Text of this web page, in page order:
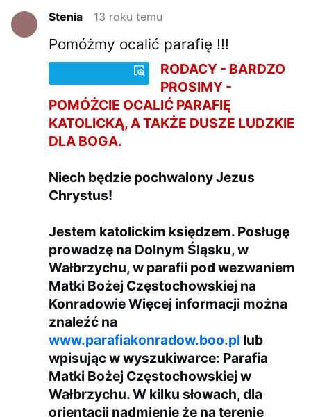
Stenia 13 roku temu
Pomóżmy ocalić parafię !!!
RODACY - BARDZO
PROSIMY -
POMÓŻCIE OCALIĆ PARAFIĘ
KATOLICKĄ, A TAKŻE DUSZE LUDZKIE
DLA BOGA.
Niech będzie pochwalony Jezus
Chrystus!
Jestem katolickim księdzem. Posługę
prowadzę na Dolnym Śląsku, w
Wałbrzychu, w parafii pod wezwaniem
Matki Bożej Częstochowskiej na
Konradowie Więcej informacji można
znaleźć na
www.parafiakonradow.boo.pl lub
wpisując w wyszukiwarce: Parafia
Matki Bożej Częstochowskiej w
Wałbrzychu. W kilku słowach, dla
orientacji nadmienię że na terenie